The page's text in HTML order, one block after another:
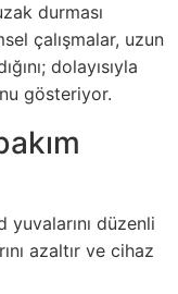
durması
çalışmalar, uzun
dolayısıyla
gösteriyor.
düzenli
azaltır ve cihaz